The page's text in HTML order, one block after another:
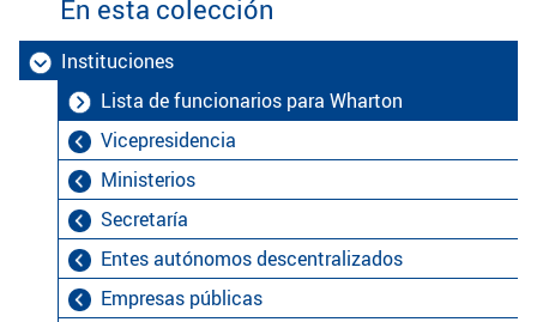
En esta colección
Instituciones
Vicepresidencia
Ministerios
Secretaría
Entes autónomos descentralizados
Empresas públicas
Lista de funcionarios para Wharton